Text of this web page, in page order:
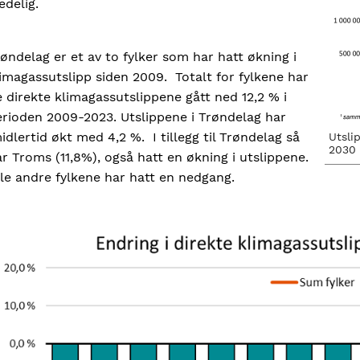
2030
er et av to fylker som har hatt økning i
siden 2009. Totalt for fylkene har
direkte klimagassutslippene gått ned 12,2 % i
2009-2023. Utslippene i Trøndelag har
økt med 4,2 %. I tillegg til Trøndelag så
Troms (11,8%), også hatt en økning i utslippene.
andre fylkene har hatt en nedgang.